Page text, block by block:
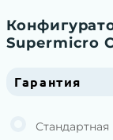
Supermicro
Гарантия